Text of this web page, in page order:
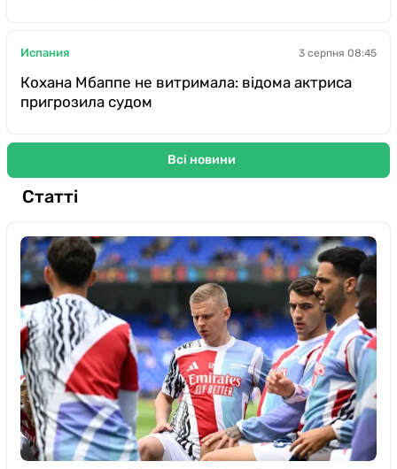
Испания 3 серпня 08:45
Кохана Мбаппе не витримала: відома актриса
пригрозила судом
Всі новини
Статті